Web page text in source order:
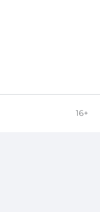
16+